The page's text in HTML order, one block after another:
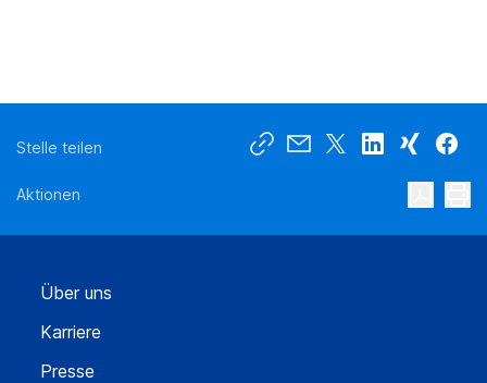
Über uns
Karriere
Presse
Stelle teilen
Aktionen